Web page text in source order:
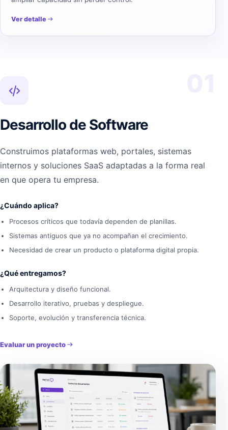
Ver detalle
Desarrollo de Software
Construimos plataformas web, portales, sistemas
internos y soluciones SaaS adaptadas a la forma real
en que opera tu empresa.
¿Cuándo aplica?
Procesos críticos que todavía dependen de planillas.
Sistemas antiguos que ya no acompañan el crecimiento.
Necesidad de crear un producto o plataforma digital propia.
¿Qué entregamos?
Arquitectura y diseño funcional.
Desarrollo iterativo, pruebas y despliegue.
Soporte, evolución y transferencia técnica.
Evaluar un proyecto